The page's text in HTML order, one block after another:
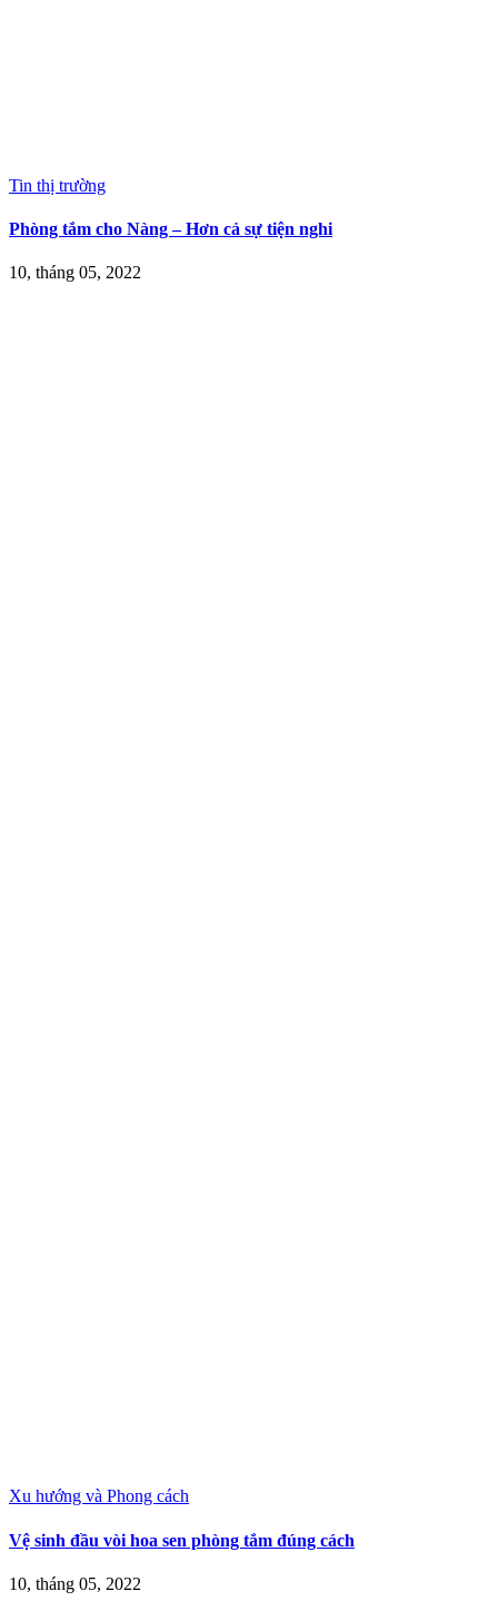
Tin thị trường
Phòng tắm cho Nàng – Hơn cả sự tiện nghi
10, tháng 05, 2022
Xu hướng và Phong cách
Vệ sinh đầu vòi hoa sen phòng tắm đúng cách
10, tháng 05, 2022